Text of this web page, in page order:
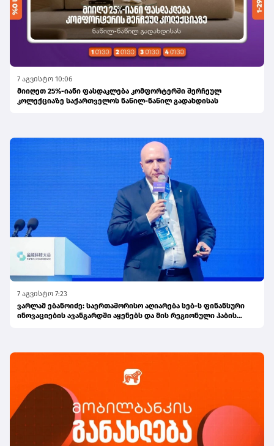
7 აგვისტო 10:06
მიიღეთ 25%-იანი ფასდაკლება კომფორტერში შერჩეულ
კოლექციაზე საქართველოს ნაწილ-ნაწილ გადახდისას
7 აგვისტო 7:23
ვარლამ ებანოიძე: საერთაშორისო აღიარება სებ-ს ფინანსური
ინოვაციების ავანგარდში აყენებს და მის რეგიონული ჰაბის